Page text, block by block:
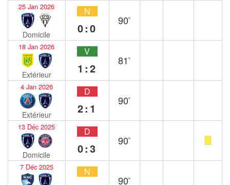
25 Jan 2026
Domicile
N
0:0
90`
18 Jan 2026
Extérieur
V
1:2
81`
4 Jan 2026
Extérieur
D
2:1
90`
13 Déc 2025
Domicile
D
0:3
90`
7 Déc 2025 N
90`